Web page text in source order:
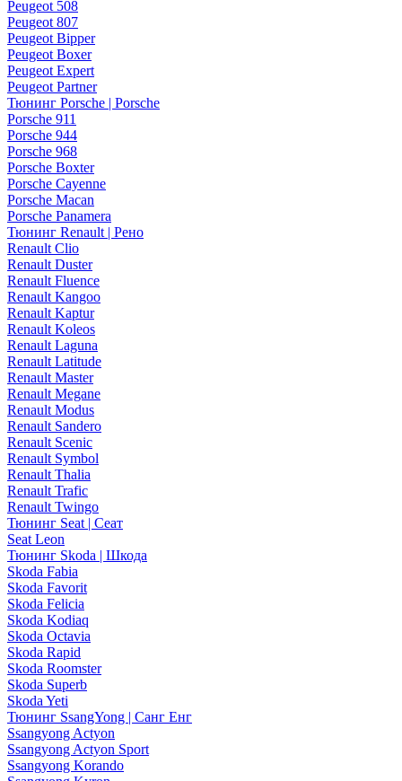
Peugeot 508
Peugeot 807
Peugeot Bipper
Peugeot Boxer
Peugeot Expert
Peugeot Partner
Тюнинг Porsche | Porsche
Porsche 911
Porsche 944
Porsche 968
Porsche Boxter
Porsche Cayenne
Porsche Macan
Porsche Panamera
Тюнинг Renault | Рено
Renault Clio
Renault Duster
Renault Fluence
Renault Kangoo
Renault Kaptur
Renault Koleos
Renault Laguna
Renault Latitude
Renault Master
Renault Megane
Renault Modus
Renault Sandero
Renault Scenic
Renault Symbol
Renault Thalia
Renault Trafic
Renault Twingo
Тюнинг Seat | Сеат
Seat Leon
Тюнинг Skoda | Шкода
Skoda Fabia
Skoda Favorit
Skoda Felicia
Skoda Kodiaq
Skoda Octavia
Skoda Rapid
Skoda Roomster
Skoda Superb
Skoda Yeti
Тюнинг SsangYong | Санг Енг
Ssangyong Actyon
Ssangyong Actyon Sport
Ssangyong Korando